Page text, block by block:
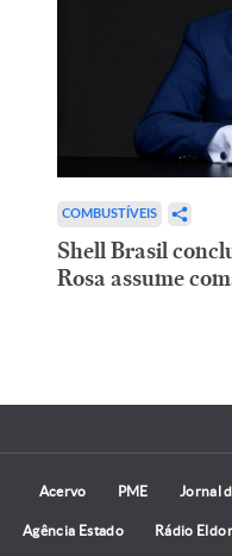
COMBUSTÍVEIS
Shell Brasil
Rosa assume
Acervo PME Jornal
Agência Estado Rádio